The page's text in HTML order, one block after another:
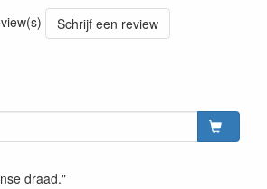
Schrijf een review
draad."